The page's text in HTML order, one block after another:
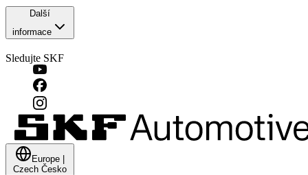
Další
informace
Sledujte SKF
Europe
Czech Česko